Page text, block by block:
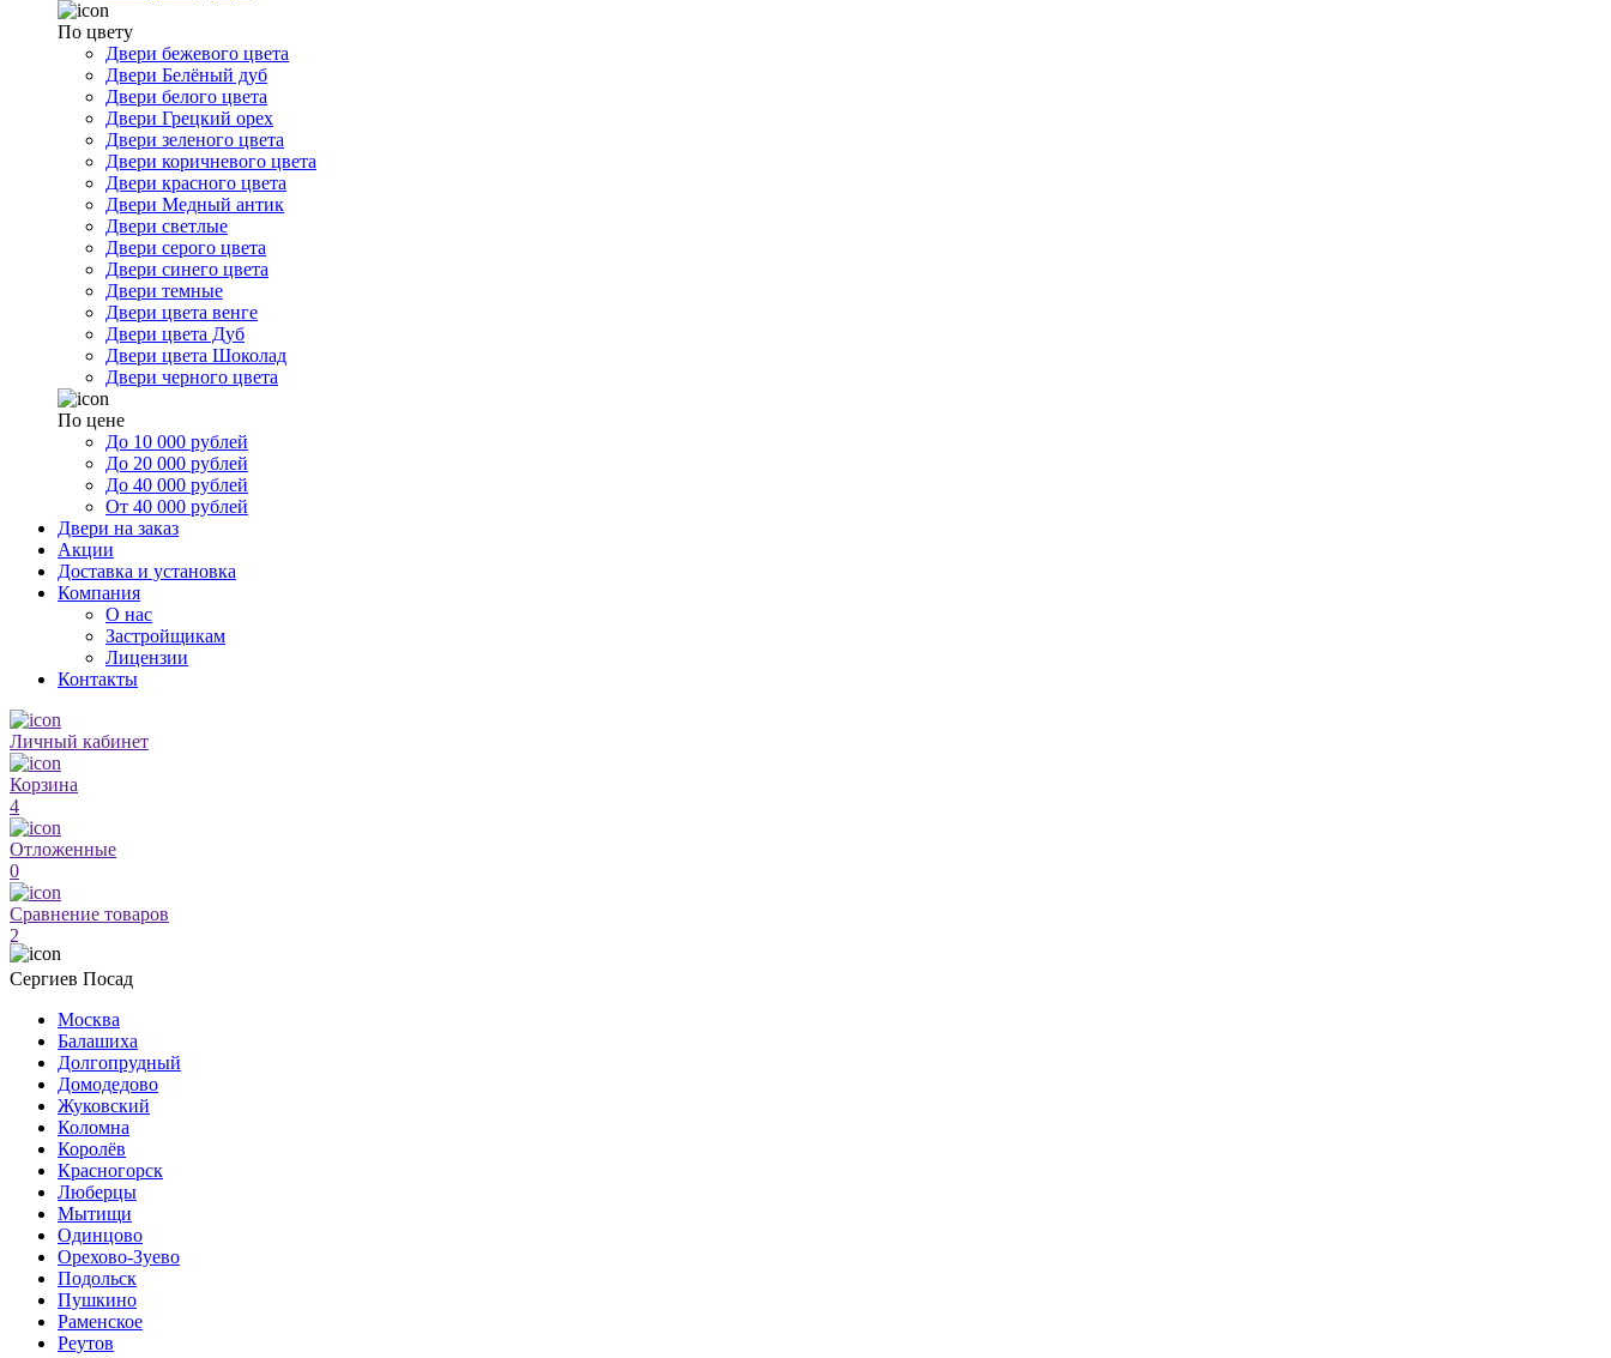
По цвету
Двери бежевого цвета
Двери Белёный дуб
Двери белого цвета
Двери Грецкий орех
Двери зеленого цвета
Двери коричневого цвета
Двери красного цвета
Двери Медный антик
Двери светлые
Двери серого цвета
Двери синего цвета
Двери темные
Двери цвета венге
Двери цвета Дуб
Двери цвета Шоколад
Двери черного цвета
По цене
До 10 000 рублей
До 20 000 рублей
До 40 000 рублей
От 40 000 рублей
Двери на заказ
Акции
Доставка и установка
Компания
О нас
Застройщикам
Лицензии
Контакты
Личный кабинет
Корзина
4
Отложенные
0
Сравнение товаров
2
Сергиев Посад
Москва
Балашиха
Долгопрудный
Домодедово
Жуковский
Коломна
Королёв
Красногорск
Люберцы
Мытищи
Одинцово
Орехово-Зуево
Подольск
Пушкино
Раменское
Реутов